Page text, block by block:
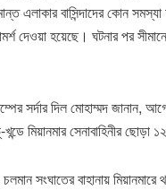
এলাকার বাসিন্দাদের কোন
দেওয়া হয়েছে। ঘটনার পর
সর্দার দিল মোহাম্মদ জানান,
মিয়ানমার সেনাবাহিনীর ছোড়া
সংঘাতের বাহানায়